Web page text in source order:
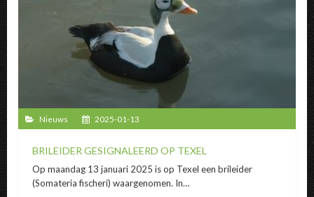
Nieuws 2025-01-13
BRILEIDER GESIGNALEERD OP TEXEL
Op maandag 13 januari 2025 is op Texel een brileider
(Somateria fischeri) waargenomen. In…